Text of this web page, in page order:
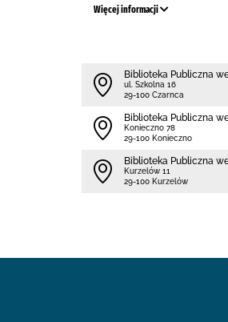
Więcej informacji
Biblioteka Publiczna
ul. Szkolna 16
29-100 Czarnca
Biblioteka Publiczna
Konieczno 78
29-100 Konieczno
Biblioteka Publiczna
Kurzelów 11
29-100 Kurzelów